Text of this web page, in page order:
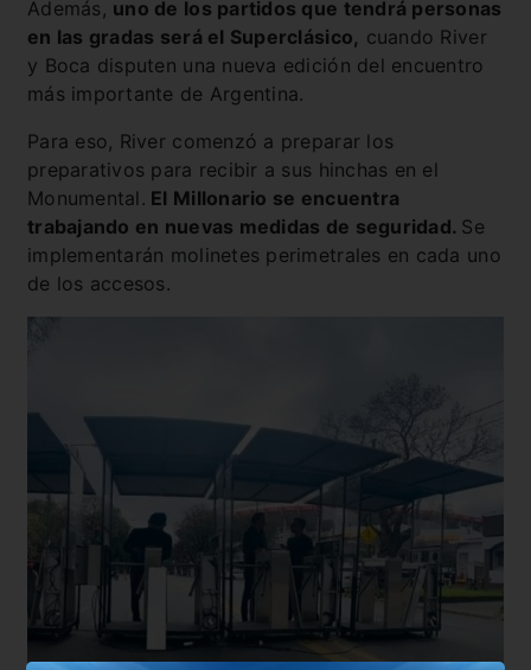
Además, uno de los partidos que tendrá personas
en las gradas será el Superclásico, cuando River
y Boca disputen una nueva edición del encuentro
más importante de Argentina.
Para eso, River comenzó a preparar los
preparativos para recibir a sus hinchas en el
Monumental. El Millonario se encuentra
trabajando en nuevas medidas de seguridad. Se
implementarán molinetes perimetrales en cada uno
de los accesos.